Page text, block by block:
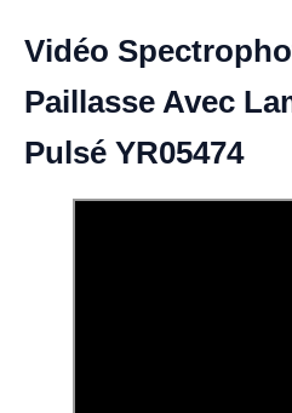
Vidéo
Paillasse Avec
Pulsé YR05474